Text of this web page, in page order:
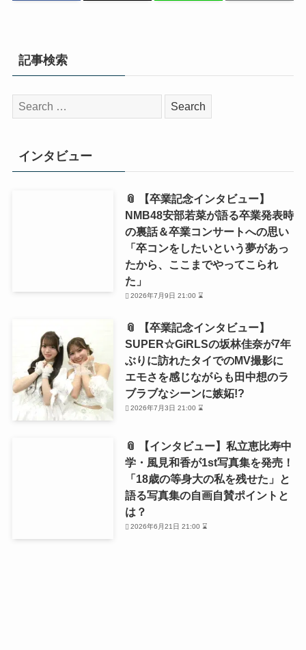
記事検索
検
索:
インタビュー
📎 【卒業記念インタビュー】
NMB48安部若菜が語る卒業発表時
の裏話＆卒業コンサートへの思い
「卒コンをしたいという夢があっ
たから、ここまでやってこられ
た」
2026年7月9日 21:00 ⌛
📎 【卒業記念インタビュー】
SUPER☆GiRLSの坂林佳奈が7年
ぶりに訪れたタイでのMV撮影に
エモさを感じながらも田中想のラ
ブラブなシーンに嫉妬!?
2026年7月3日 21:00 ⌛
📎 【インタビュー】私立恵比寿中
学・風見和香が1st写真集を発売！
「18歳の等身大の私を残せた」と
語る写真集の自画自賛ポイントと
は？
2026年6月21日 21:00 ⌛